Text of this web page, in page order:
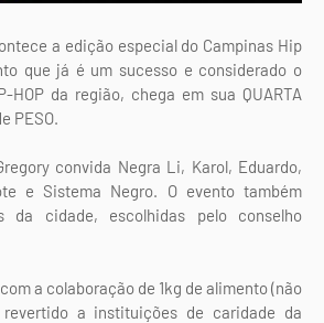
a edição especial do Campinas Hip
que já é um sucesso e considerado o
HOP da região, chega em sua QUARTA
PESO.
convida Negra Li, Karol, Eduardo,
e Sistema Negro. O evento também
da cidade, escolhidas pelo conselho
a colaboração de 1kg de alimento (não
revertido a instituições de caridade da